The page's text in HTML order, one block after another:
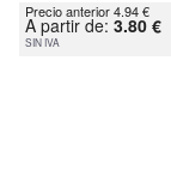
Precio anterior 4.94 €
A partir de: 3.80 €
SIN IVA